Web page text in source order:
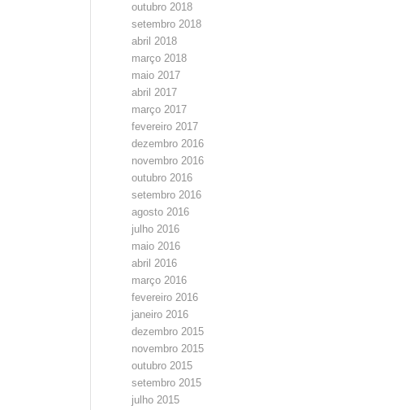
outubro 2018
setembro 2018
abril 2018
março 2018
maio 2017
abril 2017
março 2017
fevereiro 2017
dezembro 2016
novembro 2016
outubro 2016
setembro 2016
agosto 2016
julho 2016
maio 2016
abril 2016
março 2016
fevereiro 2016
janeiro 2016
dezembro 2015
novembro 2015
outubro 2015
setembro 2015
julho 2015